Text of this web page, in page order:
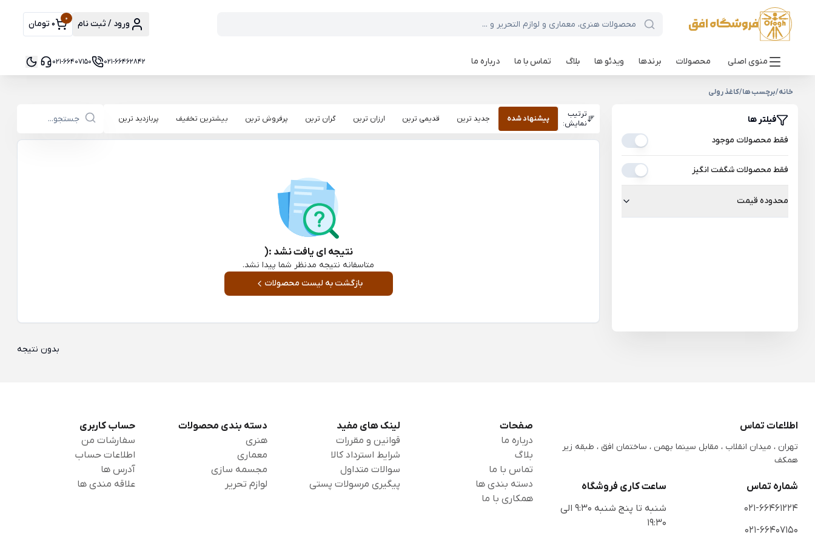
ورود / ثبت نام 0 0 تومان
منوی اصلی محصولات برندها ویدئو ها بلاگ تماس با ما درباره ما 021-66462842
021-66407150
خانه/برچسب ها/کاغذ رولی
فیلتر ها
فقط محصولات موجود
فقط محصولات شگفت انگیز
محدوده قیمت
ترتیب
نمایش:
پیشنهاد شده جدید ترین قدیمی ترین ارزان ترین گران ترین پرفروش ترین بیشترین تخفیف پربازدید ترین
نتیجه ای یافت نشد :(
متاسفانه نتیجه مدنظر شما پیدا نشد.
بازگشت به لیست محصولات
بدون نتیجه
اطلاعات تماس
تهران ، میدان انقلاب ، مقابل سینما بهمن ، ساختمان افق ، طبقه زیر
همکف
شماره تماس
021-66461224
021-66407150
ساعت کاری فروشگاه
شنبه تا پنج شنبه 9:30 الی
19:30
صفحات
درباره ما
بلاگ
تماس با ما
دسته بندی ها
همکاری با ما
لینک های مفید
قوانین و مقررات
شرایط استرداد کالا
سوالات متداول
پیگیری مرسولات پستی
دسته بندی محصولات
هنری
معماری
مجسمه سازی
لوازم تحریر
حساب کاربری
سفارشات من
اطلاعات حساب
آدرس ها
علاقه مندی ها